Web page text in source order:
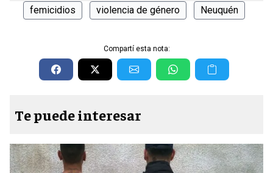
femicidios violencia de género Neuquén
Compartí esta nota:
Te puede interesar